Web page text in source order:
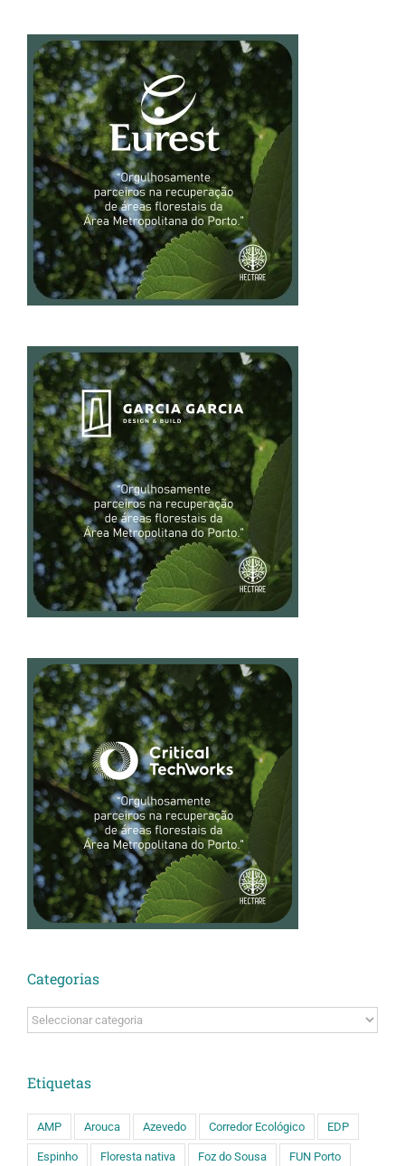
Categorias
Categorias
Etiquetas
AMP Arouca Azevedo Corredor Ecológico EDP
Espinho Floresta nativa Foz do Sousa FUN Porto